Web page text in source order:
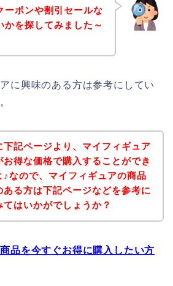
ーポンや割引セールな
かを探してみました～
に興味のある方は参考にしてい
下記ページより、マイフィギュア
お得な価格で購入することができ
♪なので、マイフィギュアの商品
ある方は下記ページなどを参考に
てはいかがでしょうか？
品を今すぐお得に購入したい方